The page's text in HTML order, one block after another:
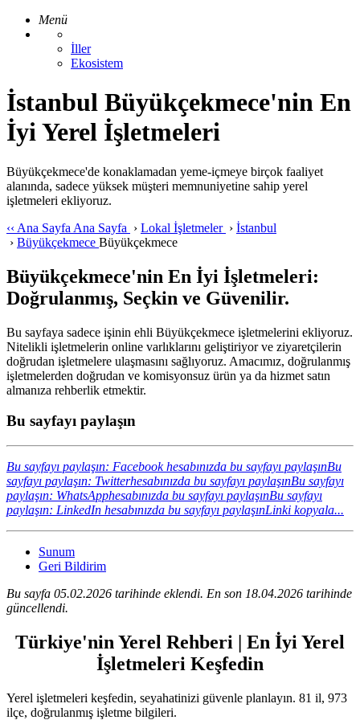
Menü
İller
Ekosistem
İstanbul Büyükçekmece'nin En
İyi Yerel İşletmeleri
Büyükçekmece'de konaklamadan yeme-içmeye birçok faaliyet
alanında, sadece yüksek müşteri memnuniyetine sahip yerel
işletmeleri ekliyoruz.
‹‹ Ana Sayfa Ana Sayfa › Lokal İşletmeler › İstanbul
› Büyükçekmece Büyükçekmece
Büyükçekmece'nin En İyi İşletmeleri:
Doğrulanmış, Seçkin ve Güvenilir.
Bu sayfaya sadece işinin ehli Büyükçekmece işletmelerini ekliyoruz.
Nitelikli işletmelerin online varlıklarını geliştiriyor ve ziyaretçilerin
doğrudan işletmelere ulaşmasını sağlıyoruz. Amacımız, doğrulanmış
işletmelerden doğrudan ve komisyonsuz ürün ya da hizmet satın
almanıza rehberlik etmektir.
Bu sayfayı paylaşın
Bu sayfayı paylaşın: Facebook hesabınızda bu sayfayı paylaşınBu
sayfayı paylaşın: Twitterhesabınızda bu sayfayı paylaşınBu sayfayı
paylaşın: WhatsApphesabınızda bu sayfayı paylaşınBu sayfayı
paylaşın: LinkedIn hesabınızda bu sayfayı paylaşınLinki kopyala...
Sunum
Geri Bildirim
Bu sayfa 05.02.2026 tarihinde eklendi. En son 18.04.2026 tarihinde
güncellendi.
Türkiye'nin Yerel Rehberi | En İyi Yerel
İşletmeleri Keşfedin
Yerel işletmeleri keşfedin, seyahatinizi güvenle planlayın. 81 il, 973
ilçe, doğrulanmış işletme bilgileri.